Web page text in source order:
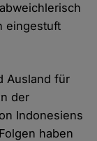
eingestuft
Ausland für
der
Indonesiens
haben